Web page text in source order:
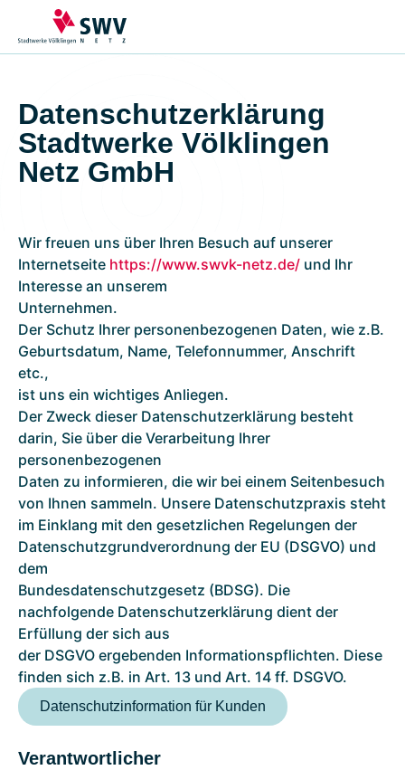
Planen &
Anmelden
Klimageräte
Informationen zu
§14a
Modulwechsel
Bauwasser
Erzeuger und
Speicher
Leitungsauskunft
Zeitlich befristete
Anschlüsse
Betreiben
Stromzähler
Gaszähler
&
Erzeugungsanlagen
und Speichern
Veränderung und
Unser Netz
Strom
Gas
Wasser
Fernwärme
MSB
Unternehmen
Notfallnummer / Störung melden
Kontakt
Marktkommunikation
Aktuelles
Datenschutzerklärung
Stadtwerke Völklingen
Netz GmbH
Wir freuen uns über Ihren Besuch auf unserer
Internetseite https://www.swvk-netz.de/ und Ihr
Interesse an unserem
Unternehmen.
Der Schutz Ihrer personenbezogenen Daten, wie z.B.
Geburtsdatum, Name, Telefonnummer, Anschrift
etc.,
ist uns ein wichtiges Anliegen.
Der Zweck dieser Datenschutzerklärung besteht
darin, Sie über die Verarbeitung Ihrer
personenbezogenen
Daten zu informieren, die wir bei einem Seitenbesuch
von Ihnen sammeln. Unsere Datenschutzpraxis steht
im Einklang mit den gesetzlichen Regelungen der
Datenschutzgrundverordnung der EU (DSGVO) und
dem
Bundesdatenschutzgesetz (BDSG). Die
nachfolgende Datenschutzerklärung dient der
Erfüllung der sich aus
der DSGVO ergebenden Informationspflichten. Diese
finden sich z.B. in Art. 13 und Art. 14 ff. DSGVO.
Datenschutzinformation für Kunden
Verantwortlicher